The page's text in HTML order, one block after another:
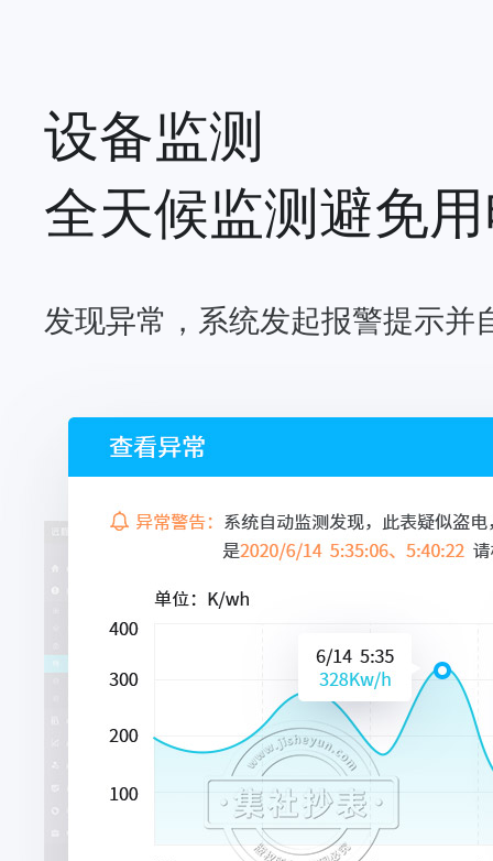
设备监测
全天候监测避免
发现异常，系统发起报警提示并